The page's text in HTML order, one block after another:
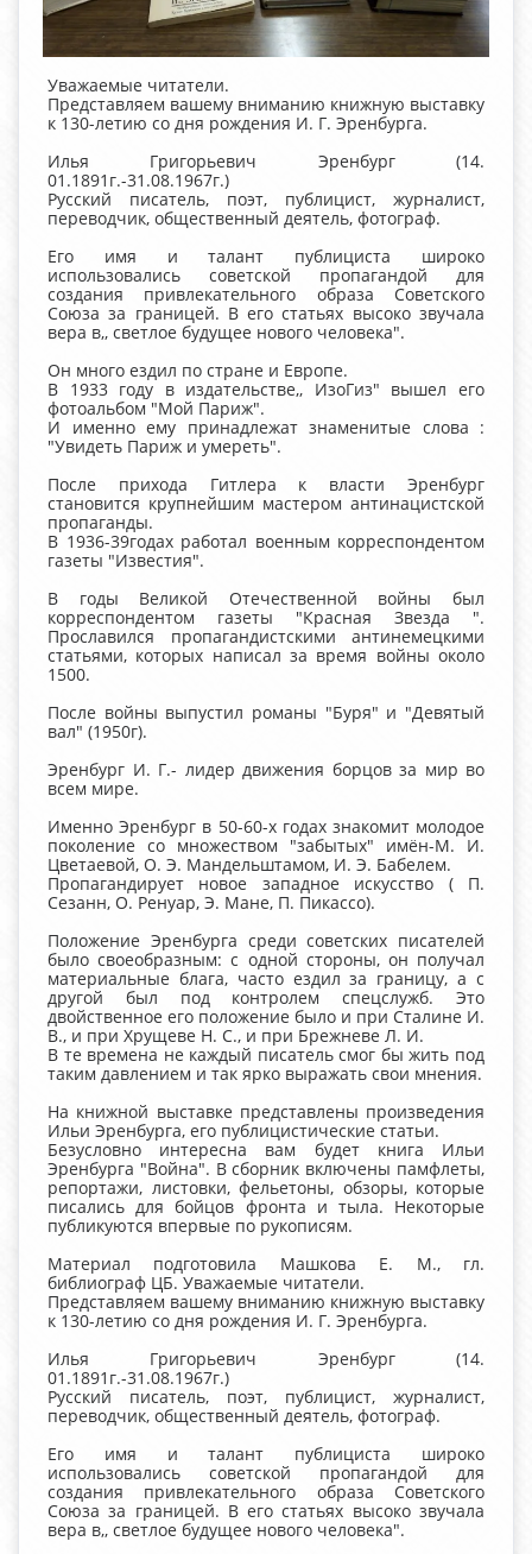
Уважаемые читатели.
Представляем вашему вниманию книжную выставку
к 130-летию со дня рождения И. Г. Эренбурга.
Илья Григорьевич Эренбург (14.
01.1891г.-31.08.1967г.)
Русский писатель, поэт, публицист, журналист,
переводчик, общественный деятель, фотограф.
Его имя и талант публициста широко
использовались советской пропагандой для
создания привлекательного образа Советского
Союза за границей. В его статьях высоко звучала
вера в,, светлое будущее нового человека".
Он много ездил по стране и Европе.
В 1933 году в издательстве,, ИзоГиз" вышел его
фотоальбом "Мой Париж".
И именно ему принадлежат знаменитые слова :
"Увидеть Париж и умереть".
После прихода Гитлера к власти Эренбург
становится крупнейшим мастером антинацистской
пропаганды.
В 1936-39годах работал военным корреспондентом
газеты "Известия".
В годы Великой Отечественной войны был
корреспондентом газеты "Красная Звезда ".
Прославился пропагандистскими антинемецкими
статьями, которых написал за время войны около
1500.
После войны выпустил романы "Буря" и "Девятый
вал" (1950г).
Эренбург И. Г.- лидер движения борцов за мир во
всем мире.
Именно Эренбург в 50-60-х годах знакомит молодое
поколение со множеством "забытых" имён-М. И.
Цветаевой, О. Э. Мандельштамом, И. Э. Бабелем.
Пропагандирует новое западное искусство ( П.
Сезанн, О. Ренуар, Э. Мане, П. Пикассо).
Положение Эренбурга среди советских писателей
было своеобразным: с одной стороны, он получал
материальные блага, часто ездил за границу, а с
другой был под контролем спецслужб. Это
двойственное его положение было и при Сталине И.
В., и при Хрущеве Н. С., и при Брежневе Л. И.
В те времена не каждый писатель смог бы жить под
таким давлением и так ярко выражать свои мнения.
На книжной выставке представлены произведения
Ильи Эренбурга, его публицистические статьи.
Безусловно интересна вам будет книга Ильи
Эренбурга "Война". В сборник включены памфлеты,
репортажи, листовки, фельетоны, обзоры, которые
писались для бойцов фронта и тыла. Некоторые
публикуются впервые по рукописям.
Материал подготовила Машкова Е. М., гл.
библиограф ЦБ. Уважаемые читатели.
Представляем вашему вниманию книжную выставку
к 130-летию со дня рождения И. Г. Эренбурга.
Илья Григорьевич Эренбург (14.
01.1891г.-31.08.1967г.)
Русский писатель, поэт, публицист, журналист,
переводчик, общественный деятель, фотограф.
Его имя и талант публициста широко
использовались советской пропагандой для
создания привлекательного образа Советского
Союза за границей. В его статьях высоко звучала
вера в,, светлое будущее нового человека".